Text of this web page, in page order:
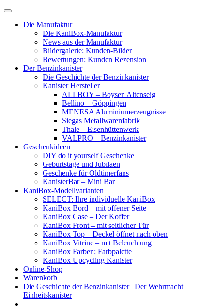
Skip
contentDie Manufaktur
Die KaniBox-Manufaktur
News aus der Manufaktur
Bildergalerie: Kunden-Bilder
Bewertungen: Kunden Rezension
Der Benzinkanister
Die Geschichte der Benzinkanister
Kanister Hersteller
ALLBOY – Boysen Altenseig
Bellino – Göppingen
MENESA Aluminiumerzeugnisse
Siegas Metallwarenfabrik
Thale – Eisenhüttenwerk
VALPRO – Benzinkanister
Geschenkideen
DIY do it yourself Geschenke
Geburtstage und Jubiläen
Geschenke für Oldtimerfans
KanisterBar – Mini Bar
KaniBox-Modellvarianten
SELECT: Ihre individuelle KaniBox
KaniBox Bord – mit offener Seite
KaniBox Case – Der Koffer
KaniBox Front – mit seitlicher Tür
KaniBox Top – Deckel öffnet nach oben
KaniBox Vitrine – mit Beleuchtung
KaniBox Farben: Farbpalette
KaniBox Upcycling Kanister
Online-Shop
Warenkorb
Die Geschichte der Benzinkanister | Der Wehrmacht
Einheitskanister